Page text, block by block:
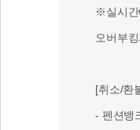
※실시간
오버부
[취소/환
- 펜션뱅